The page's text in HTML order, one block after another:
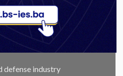
defense industry